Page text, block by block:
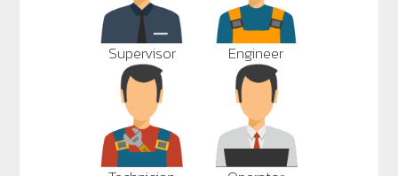
Supervisor Engineer